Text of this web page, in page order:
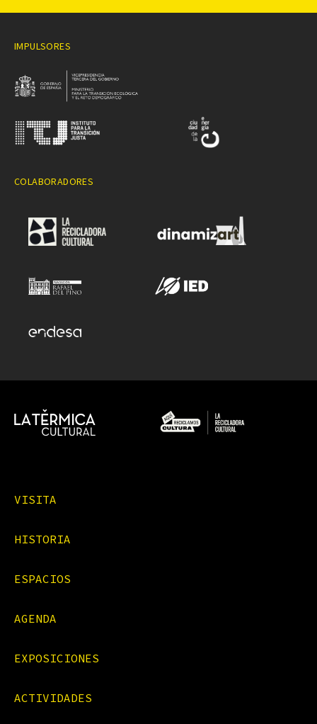
IMPULSORES
COLABORADORES
VISITA
HISTORIA
ESPACIOS
AGENDA
EXPOSICIONES
ACTIVIDADES